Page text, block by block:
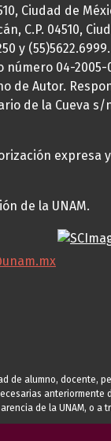
Ciudad de
C.P. 04510,
y
04-2005-
de Autor.
de la Cueva s/
expresa
de la UNAM.
de alumno, docente,
anteriormente
de la UNAM, o a